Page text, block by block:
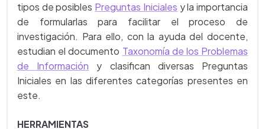
tipos de posibles Preguntas Iniciales y la importancia
de formularlas para facilitar el proceso de
investigación. Para ello, con la ayuda del docente,
estudian el documento Taxonomía de los Problemas
de Información y clasifican diversas Preguntas
Iniciales en las diferentes categorías presentes en
este.
HERRAMIENTAS